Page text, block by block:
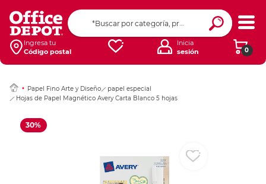
Ingresa tu
Código postal
0
Inicia
sesión
Papel Fino Arte y Diseño
papel especial
Hojas de Papel Magnético Avery Carta Blanco 5 hojas
30%
Ingresar Codigo